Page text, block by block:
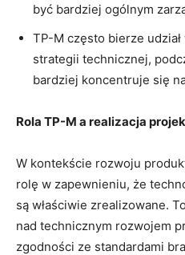
być bardziej ogólnym
TP-M ⁤często bierze
strategii technicznej,
bardziej koncentruje ⁣się
Rola TP-M ‌a realizacja
W kontekście rozwoju
rolę w zapewnieniu, że
są właściwie zrealizowane.
nad technicznym rozwojem
zgodności ze standardami